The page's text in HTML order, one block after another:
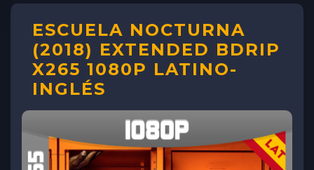
ESCUELA NOCTURNA
(2018) EXTENDED BDRIP
X265 1080P LATINO-
INGLÉS